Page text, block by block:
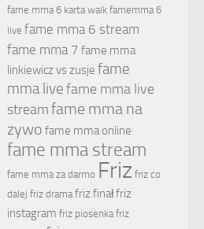
fame mma 6 karta walk famemma 6
live fame mma 6 stream
fame mma 7 fame mma
linkiewicz vs zusje fame
mma livefame mma live
streamfame mma na
zywo fame mma online
fame mma stream
fame mma za darmo Friz friz co
dalej friz drama friz finałfriz
instagram friz piosenka friz